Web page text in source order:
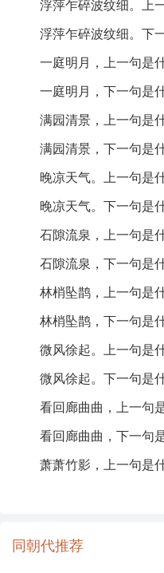
同朝代推荐
称。她的作品常表现出
察。
《水龙吟 纳凉》创作于
晚，静坐于庭院，观察
恬静的感受。
诗歌鉴赏：
《水龙吟 纳凉》是一首
对自然美的细腻观察和
低蘸银塘”描绘了柳树与
爽的氛围。整个诗歌的
受。
诗中使用了丰富的自然意
等，表现出诗人与自然
浮云渐远，碧天如洗”，
美，也暗含了时间的流
夕花开未”更是将个人情
对生活细节的关注与对美
整首诗风格清新脱俗，
厚的文化修养，是清代
浮萍乍碎波纹细。上
浮萍乍碎波纹细。下
一庭明月，上一句是
一庭明月，下一句是
满园清景，上一句是
满园清景，下一句是
晚凉天气。上一句是
晚凉天气。下一句是
石隙流泉，上一句是
石隙流泉，下一句是
林梢坠鹊，上一句是
林梢坠鹊，下一句是
微风徐起。上一句是
微风徐起。下一句是
看回廊曲曲，上一句
看回廊曲曲，下一句
萧萧竹影，上一句是